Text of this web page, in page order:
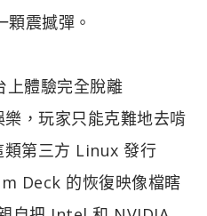
震撼彈。
上體驗完全脫離
，玩家只能克難地去啃
第三方 Linux 發行
Deck 的恢復映像檔瞎